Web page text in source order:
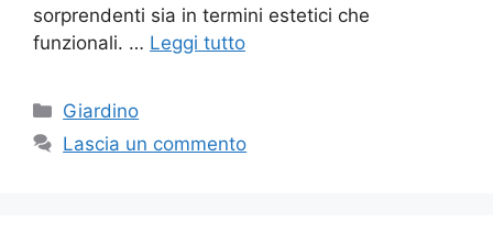
sorprendenti sia in termini estetici che
funzionali. … Leggi tutto
Categorie
Giardino
Lascia un commento